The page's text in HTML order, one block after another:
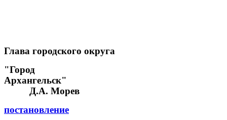
Глава городского округа
"Город
Д.А. Морев
постановление